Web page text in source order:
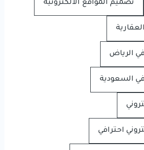
تصميم المواقع الالكترونية
الرياض
السعودية
احترافي